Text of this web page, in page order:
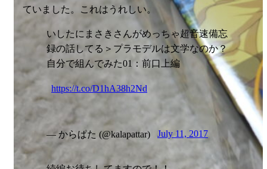
ていました。これはうれしい。
いしたにまさきさんがめっちゃ超音速備忘
録の話してる＞プラモデルは文学なのか？
自分で組んでみた01：前口上編
https://t.co/D1hA38h2Nd
— からぱた (@kalapattar) July 11, 2017